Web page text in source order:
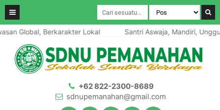
Global, Berkarakter Lokal Santri Aswaja, Mandiri, Unggul,
+62 822-2300-8689
sdnupemanahan@gmail.com